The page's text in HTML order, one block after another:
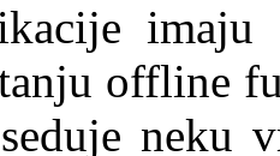
imaju
offline
neku